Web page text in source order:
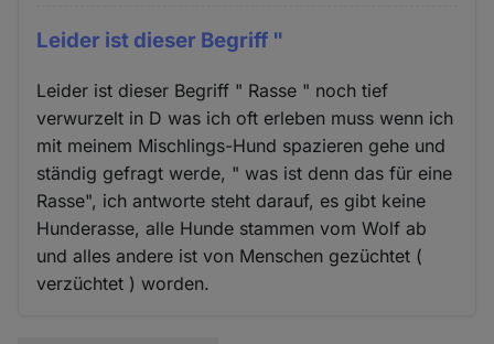
Leider ist dieser Begriff "
Leider ist dieser Begriff " Rasse " noch tief
verwurzelt in D was ich oft erleben muss wenn ich
mit meinem Mischlings-Hund spazieren gehe und
ständig gefragt werde, " was ist denn das für eine
Rasse", ich antworte steht darauf, es gibt keine
Hunderasse, alle Hunde stammen vom Wolf ab
und alles andere ist von Menschen gezüchtet (
verzüchtet ) worden.